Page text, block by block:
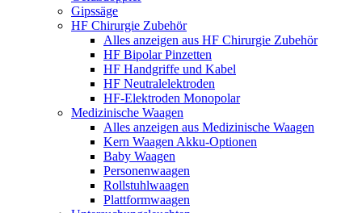
Gipssäge
HF Chirurgie Zubehör
Alles anzeigen aus HF Chirurgie Zubehör
HF Bipolar Pinzetten
HF Handgriffe und Kabel
HF Neutralelektroden
HF-Elektroden Monopolar
Medizinische Waagen
Alles anzeigen aus Medizinische Waagen
Kern Waagen Akku-Optionen
Baby Waagen
Personenwaagen
Rollstuhlwaagen
Plattformwaagen